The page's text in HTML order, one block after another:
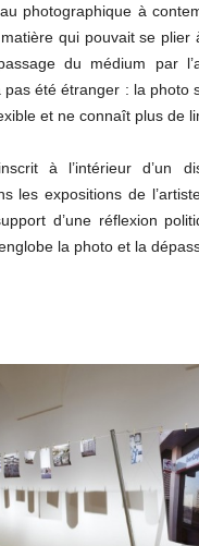
photographique à
qui pouvait se plier
du médium par
pas été étranger : la photo
et ne connaît plus de
à l’intérieur d’un
les expositions de
d’une réflexion
la photo et la